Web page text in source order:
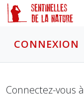
CONNEXION
Connectez-vous
Panneau de gestion